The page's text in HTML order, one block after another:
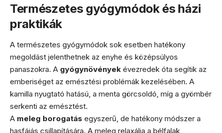
Természetes gyógymódok és házi
praktikák
A természetes gyógymódok sok esetben hatékony
megoldást jelenthetnek az enyhe és középsúlyos
panaszokra. A gyógynövények évezredek óta segítik az
emberiséget az emésztési problémák kezelésében. A
kamilla nyugtató hatású, a menta görcsoldó, míg a gyömbér
serkenti az emésztést.
A meleg borogatás egyszerű, de hatékony módszer a
hasfájás csillapítására. A meleg relaxálja a bélfalak